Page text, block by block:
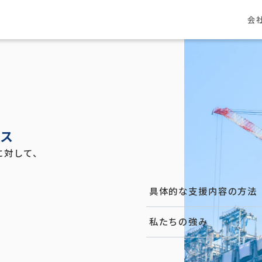
会
して、
具体的な支援内容の方法
私たちの強み